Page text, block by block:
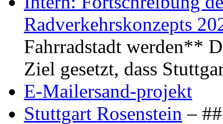
Radverkehrskonzepts
Fahrradstadt werden**
Ziel gesetzt, dass
E-Mailersand-projekt
Stuttgart Rosenstein –